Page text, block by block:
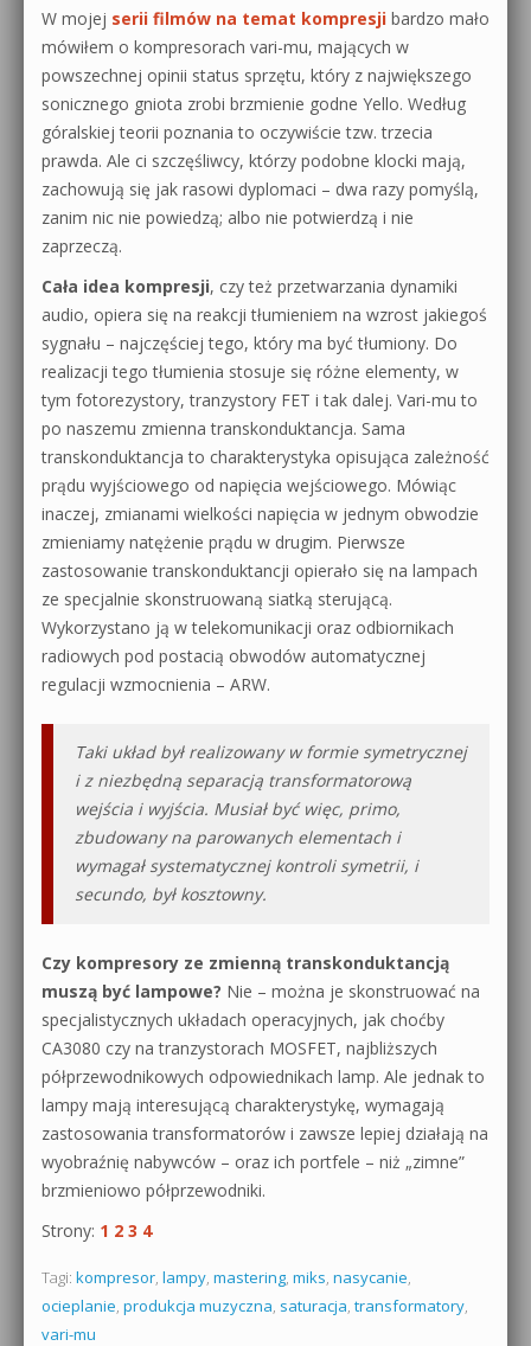
W mojej serii filmów na temat kompresji bardzo mało
mówiłem o kompresorach vari-mu, mających w
powszechnej opinii status sprzętu, który z największego
sonicznego gniota zrobi brzmienie godne Yello. Według
góralskiej teorii poznania to oczywiście tzw. trzecia
prawda. Ale ci szczęśliwcy, którzy podobne klocki mają,
zachowują się jak rasowi dyplomaci – dwa razy pomyślą,
zanim nic nie powiedzą; albo nie potwierdzą i nie
zaprzeczą.
Cała idea kompresji, czy też przetwarzania dynamiki
audio, opiera się na reakcji tłumieniem na wzrost jakiegoś
sygnału – najczęściej tego, który ma być tłumiony. Do
realizacji tego tłumienia stosuje się różne elementy, w
tym fotorezystory, tranzystory FET i tak dalej. Vari-mu to
po naszemu zmienna transkonduktancja. Sama
transkonduktancja to charakterystyka opisująca zależność
prądu wyjściowego od napięcia wejściowego. Mówiąc
inaczej, zmianami wielkości napięcia w jednym obwodzie
zmieniamy natężenie prądu w drugim. Pierwsze
zastosowanie transkonduktancji opierało się na lampach
ze specjalnie skonstruowaną siatką sterującą.
Wykorzystano ją w telekomunikacji oraz odbiornikach
radiowych pod postacią obwodów automatycznej
regulacji wzmocnienia – ARW.
Taki układ był realizowany w formie symetrycznej
i z niezbędną separacją transformatorową
wejścia i wyjścia. Musiał być więc, primo,
zbudowany na parowanych elementach i
wymagał systematycznej kontroli symetrii, i
secundo, był kosztowny.
Czy kompresory ze zmienną transkonduktancją
muszą być lampowe? Nie – można je skonstruować na
specjalistycznych układach operacyjnych, jak choćby
CA3080 czy na tranzystorach MOSFET, najbliższych
półprzewodnikowych odpowiednikach lamp. Ale jednak to
lampy mają interesującą charakterystykę, wymagają
zastosowania transformatorów i zawsze lepiej działają na
wyobraźnię nabywców – oraz ich portfele – niż „zimne”
brzmieniowo półprzewodniki.
Strony: 1 2 3 4
Tagi: kompresor, lampy, mastering, miks, nasycanie,
ocieplanie, produkcja muzyczna, saturacja, transformatory,
vari-mu